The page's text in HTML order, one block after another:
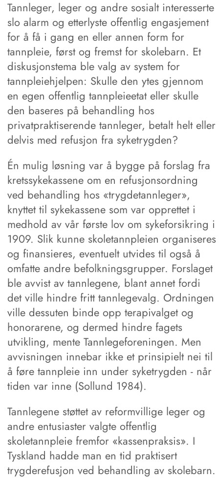
Tannleger, leger og andre sosialt interesserte
slo alarm og etterlyste offentlig engasjement
for å få i gang en eller annen form for
tannpleie, først og fremst for skolebarn. Et
diskusjonstema ble valg av system for
tannpleiehjelpen: Skulle den ytes gjennom
en egen offentlig tannpleieetat eller skulle
den baseres på behandling hos
privatpraktiserende tannleger, betalt helt eller
delvis med refusjon fra syketrygden?
Én mulig løsning var å bygge på forslag fra
kretssykekassene om en refusjonsordning
ved behandling hos «trygdetannleger»,
knyttet til sykekassene som var opprettet i
medhold av vår første lov om sykeforsikring i
1909. Slik kunne skoletannpleien organiseres
og finansieres, eventuelt utvides til også å
omfatte andre befolkningsgrupper. Forslaget
ble avvist av tannlegene, blant annet fordi
det ville hindre fritt tannlegevalg. Ordningen
ville dessuten binde opp terapivalget og
honorarene, og dermed hindre fagets
utvikling, mente Tannlegeforeningen. Men
avvisningen innebar ikke et prinsipielt nei til
å føre tannpleie inn under syketrygden - når
tiden var inne (Sollund 1984).
Tannlegene støttet av reformvillige leger og
andre entusiaster valgte offentlig
skoletannpleie fremfor «kassenpraksis». I
Tyskland hadde man en tid praktisert
trygderefusjon ved behandling av skolebarn.